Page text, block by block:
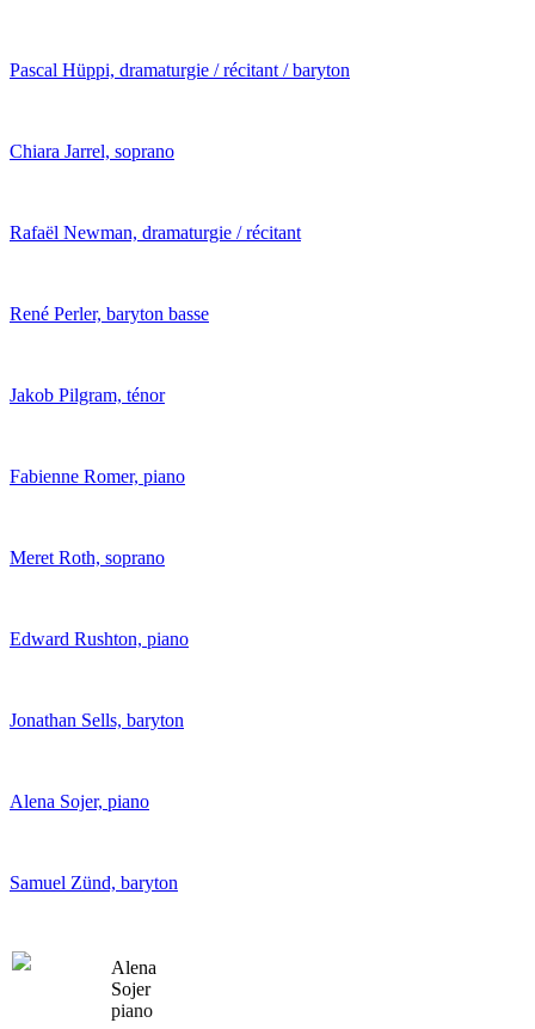
Pascal Hüppi, dramaturgie / récitant / baryton
Chiara Jarrel, soprano
Rafaël Newman, dramaturgie / récitant
René Perler, baryton basse
Jakob Pilgram, ténor
Fabienne Romer, piano
Meret Roth, soprano
Edward Rushton, piano
Jonathan Sells, baryton
Alena Sojer, piano
Samuel Zünd, baryton
Alena
Sojer
piano